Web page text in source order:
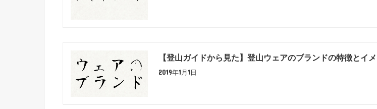
【登山ガイドから見た】登山ウェアのブランドの特徴とイ
2019年1月1日